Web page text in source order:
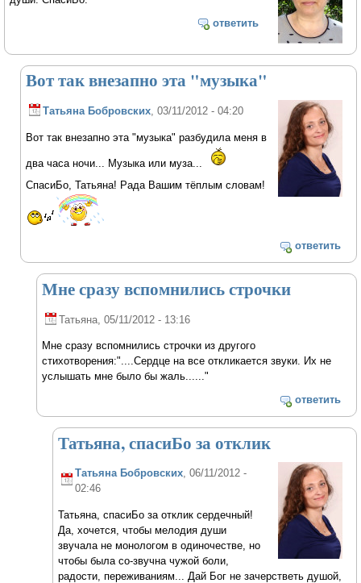
ответить
Вот так внезапно эта "музыка"
Татьяна Бобровских, 03/11/2012 - 04:20
Вот так внезапно эта "музыка" разбудила меня в
два часа ночи... Музыка или муза...
СпасиБо, Татьяна! Рада Вашим тёплым словам!
ответить
Мне сразу вспомнились строчки
Татьяна , 05/11/2012 - 13:16
Мне сразу вспомнились строчки из другого
стихотворения:"....Сердце на все откликается звуки. Их не
услышать мне было бы жаль......"
ответить
Татьяна, спасиБо за отклик
Татьяна Бобровских, 06/11/2012 -
02:46
Татьяна, спасиБо за отклик сердечный!
Да, хочется, чтобы мелодия души
звучала не монологом в одиночестве, но
чтобы была со-звучна чужой боли,
радости, переживаниям... Дай Бог не зачерстветь душой,